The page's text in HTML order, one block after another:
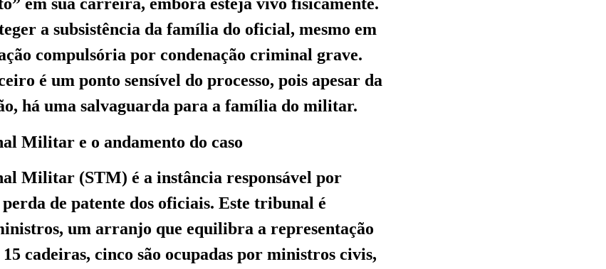
a subsistência da família do oficial, mesmo em
compulsória por condenação criminal grave.
é um ponto sensível do processo, pois apesar da
há uma salvaguarda para a família do militar.
Militar e o andamento do caso
Militar (STM) é a instância responsável por
de patente dos oficiais. Este tribunal é
um arranjo que equilibra a representação
cadeiras, cinco são ocupadas por ministros civis,